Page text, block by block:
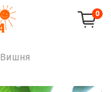
0
Вишня